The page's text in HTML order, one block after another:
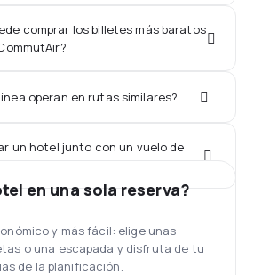
comprar los billetes más baratos
operan en rutas similares?
un hotel junto con un vuelo de
en una sola reserva?
y más fácil: elige unas
o una escapada y disfruta de tu
de la planificación.